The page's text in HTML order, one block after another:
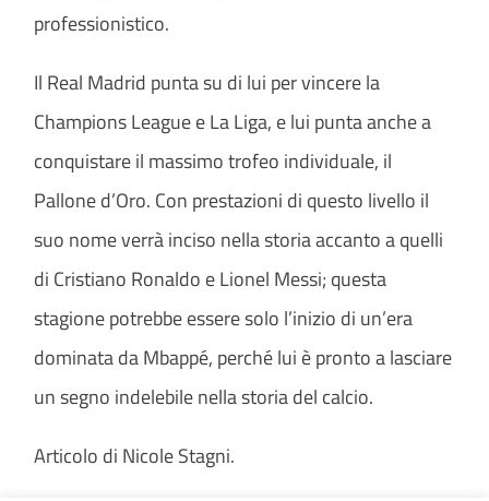
professionistico.
Il Real Madrid punta su di lui per vincere la
Champions League e La Liga, e lui punta anche a
conquistare il massimo trofeo individuale, il
Pallone d’Oro. Con prestazioni di questo livello il
suo nome verrà inciso nella storia accanto a quelli
di Cristiano Ronaldo e Lionel Messi; questa
stagione potrebbe essere solo l’inizio di un’era
dominata da Mbappé, perché lui è pronto a lasciare
un segno indelebile nella storia del calcio.
Articolo di Nicole Stagni.